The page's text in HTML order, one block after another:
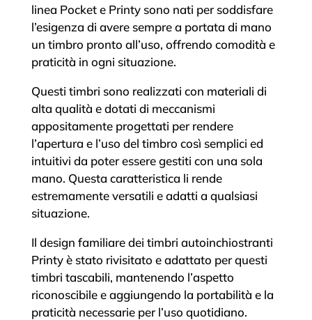
linea Pocket e Printy sono nati per soddisfare
l’esigenza di avere sempre a portata di mano
un timbro pronto all’uso, offrendo comodità e
praticità in ogni situazione.
Questi timbri sono realizzati con materiali di
alta qualità e dotati di meccanismi
appositamente progettati per rendere
l’apertura e l’uso del timbro così semplici ed
intuitivi da poter essere gestiti con una sola
mano. Questa caratteristica li rende
estremamente versatili e adatti a qualsiasi
situazione.
Il design familiare dei timbri autoinchiostranti
Printy è stato rivisitato e adattato per questi
timbri tascabili, mantenendo l’aspetto
riconoscibile e aggiungendo la portabilità e la
praticità necessarie per l’uso quotidiano.